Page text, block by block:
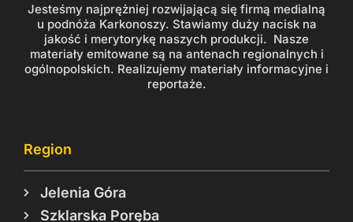
Jesteśmy najprężniej rozwijającą się firmą medialną
u podnóża Karkonoszy. Stawiamy duży nacisk na
jakość i merytorykę naszych produkcji. Nasze
materiały emitowane są na antenach regionalnych i
ogólnopolskich. Realizujemy materiały informacyjne i
reportaże.
Region
Jelenia Góra
Szklarska Poręba